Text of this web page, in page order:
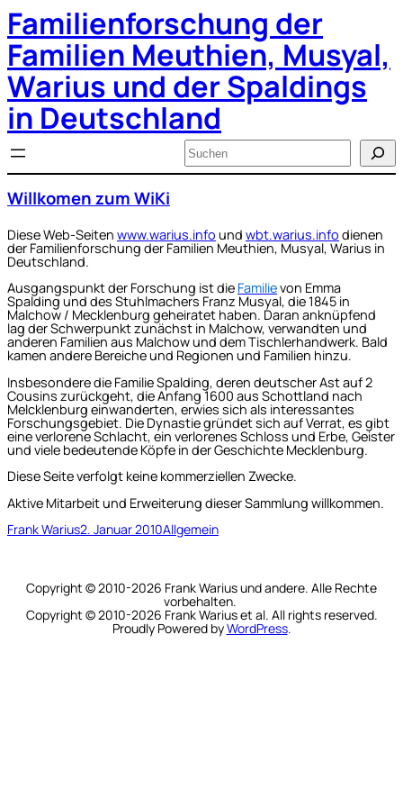
Zum
Inhalt
springen
Familienforschung der
Familien Meuthien, Musyal,
Warius und der Spaldings
in Deutschland
Suchen
Willkomen zum WiKi
Diese Web-Seiten www.warius.info und wbt.warius.info dienen
der Familienforschung der Familien Meuthien, Musyal, Warius in
Deutschland.
Ausgangspunkt der Forschung ist die Familievon Emma
Spalding und des Stuhlmachers Franz Musyal, die 1845 in
Malchow / Mecklenburg geheiratet haben. Daran anknüpfend
lag der Schwerpunkt zunächst in Malchow, verwandten und
anderen Familien aus Malchow und dem Tischlerhandwerk. Bald
kamen andere Bereiche und Regionen und Familien hinzu.
Insbesondere die Familie Spalding, deren deutscher Ast auf 2
Cousins zurückgeht, die Anfang 1600 aus Schottland nach
Melcklenburg einwanderten, erwies sich als interessantes
Forschungsgebiet. Die Dynastie gründet sich auf Verrat, es gibt
eine verlorene Schlacht, ein verlorenes Schloss und Erbe, Geister
und viele bedeutende Köpfe in der Geschichte Mecklenburg.
Diese Seite verfolgt keine kommerziellen Zwecke.
Aktive Mitarbeit und Erweiterung dieser Sammlung willkommen.
Frank Warius2. Januar 2010Allgemein
Copyright © 2010-2026 Frank Warius und andere. Alle Rechte
vorbehalten.
Copyright © 2010-2026 Frank Warius et al. All rights reserved.
Proudly Powered byWordPress.